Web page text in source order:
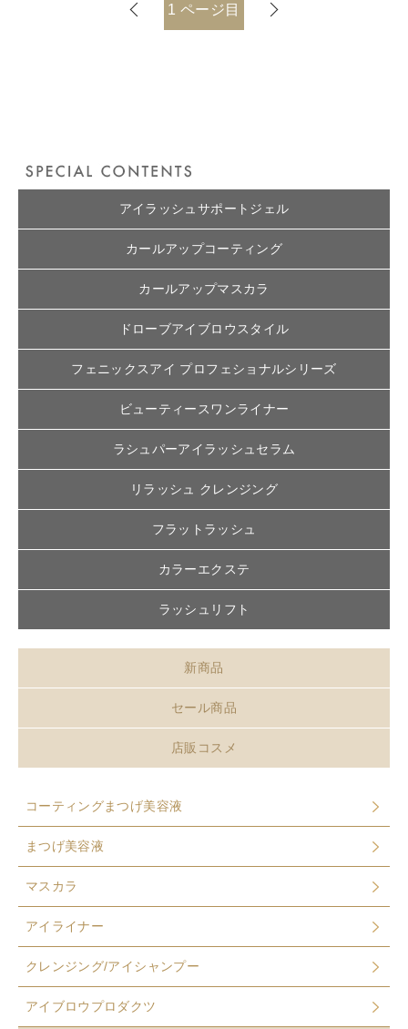
1ページ目
アイラッシュサポートジェル
カールアップコーティング
カールアップマスカラ
ドローブアイブロウスタイル
フェニックスアイ プロフェショナルシリーズ
ビューティースワンライナー
ラシュパーアイラッシュセラム
リラッシュ クレンジング
フラットラッシュ
カラーエクステ
ラッシュリフト
新商品
セール商品
店販コスメ
コーティングまつげ美容液
まつげ美容液
マスカラ
アイライナー
クレンジング/アイシャンプー
アイブロウプロダクツ